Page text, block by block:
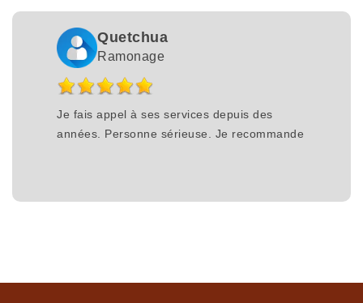
Quetchua
Ramonage
Je fais appel à ses services depuis des
années. Personne sérieuse. Je recommande